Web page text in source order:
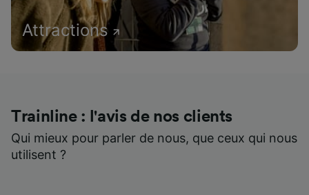
Attractions
Trainline : l'avis de nos clients
Qui mieux pour parler de nous, que ceux qui nous
utilisent ?